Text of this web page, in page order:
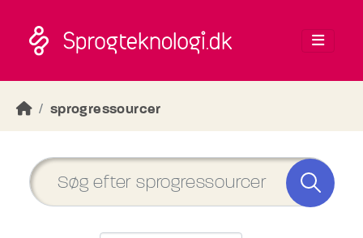
sprogressourcer